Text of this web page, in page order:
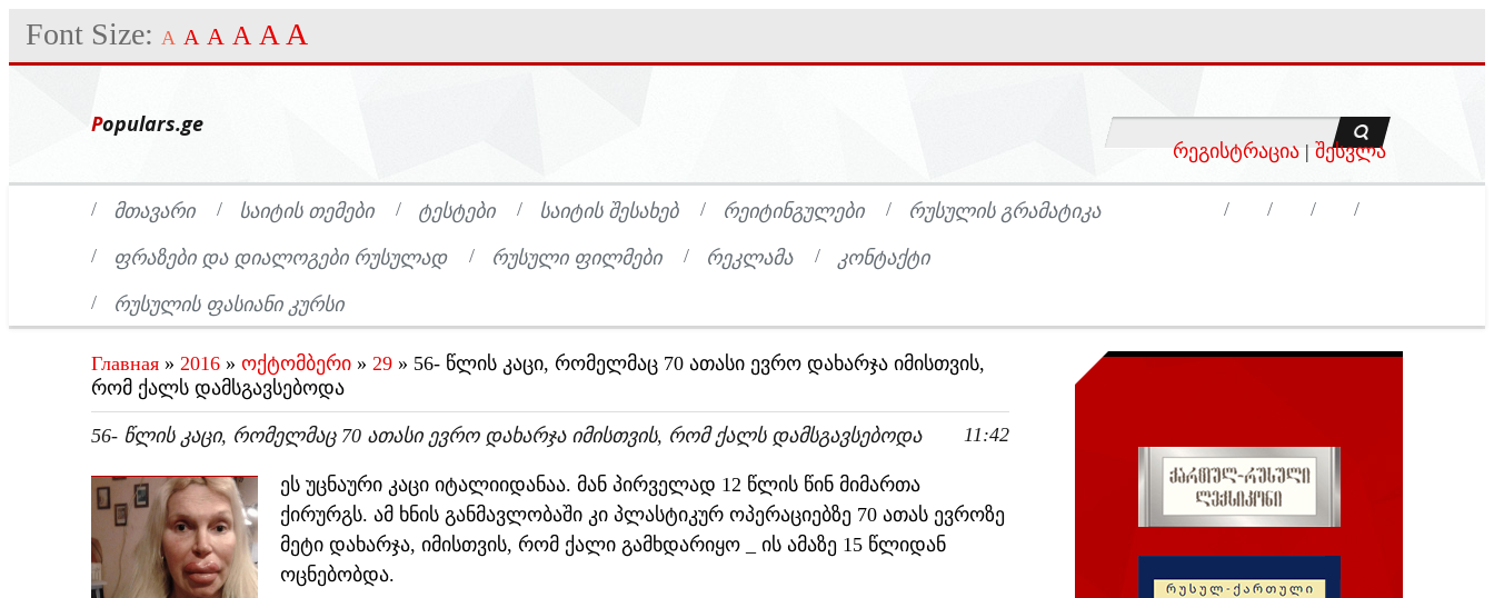
Font Size: A A A A A A
Populars.ge
რეგისტრაცია | შესვლა
ᲛᲗᲐᲕᲐᲠᲘ ᲡᲐᲘᲢᲘᲡ ᲗᲔᲛᲔᲑᲘ ᲢᲔᲡᲢᲔᲑᲘ ᲡᲐᲘᲢᲘᲡ ᲨᲔᲡᲐᲮᲔᲑ ᲠᲔᲘᲢᲘᲜᲒᲣᲚᲔᲑᲘ ᲠᲣᲡᲣᲚᲘᲡ ᲒᲠᲐᲛᲐᲢᲘᲙᲐ
ᲤᲠᲐᲖᲔᲑᲘ ᲓᲐ ᲓᲘᲐᲚᲝᲒᲔᲑᲘ ᲠᲣᲡᲣᲚᲐᲓ ᲠᲣᲡᲣᲚᲘ ᲤᲘᲚᲛᲔᲑᲘ ᲠᲔᲙᲚᲐᲛᲐ ᲙᲝᲜᲢᲐᲥᲢᲘ
ᲠᲣᲡᲣᲚᲘᲡ ᲤᲐᲡᲘᲐᲜᲘ ᲙᲣᲠᲡᲘ
Главная » 2016 » ოქტომბერი » 29 » 56- წლის კაცი, რომელმაც 70 ათასი ევრო დახარჯა იმისთვის,
რომ ქალს დამსგავსებოდა
11:42
56- ᲬᲚᲘᲡ ᲙᲐᲪᲘ, ᲠᲝᲛᲔᲚᲛᲐᲪ 70 ᲐᲗᲐᲡᲘ ᲔᲕᲠᲝ ᲓᲐᲮᲐᲠᲯᲐ ᲘᲛᲘᲡᲗᲕᲘᲡ, ᲠᲝᲛ ᲥᲐᲚᲡ ᲓᲐᲛᲡᲒᲐᲕᲡᲔᲑᲝᲓᲐ
ეს უცნაური კაცი იტალიიდანაა. მან პირველად 12 წლის წინ მიმართა
ქირურგს. ამ ხნის განმავლობაში კი პლასტიკურ ოპერაციებზე 70 ათას ევროზე
მეტი დახარჯა, იმისთვის, რომ ქალი გამხდარიყო _ ის ამაზე 15 წლიდან
ოცნებობდა.